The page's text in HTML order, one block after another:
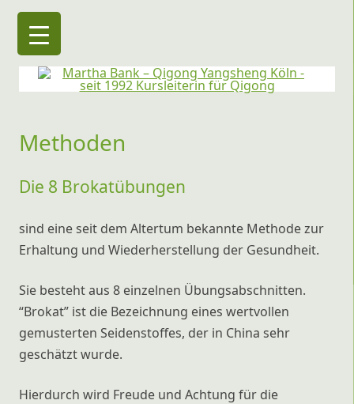
Martha Bank – Qigong Yangsheng Köln
seit 1992 Kursleiterin für Qigong
Methoden
Die 8 Brokatübungen
sind eine seit dem Altertum bekannte Methode zur
Erhaltung und Wiederherstellung der Gesundheit.
Sie besteht aus 8 einzelnen Übungsabschnitten.
“Brokat” ist die Bezeichnung eines wertvollen
gemusterten Seidenstoffes, der in China sehr
geschätzt wurde.
Hierdurch wird Freude und Achtung für die